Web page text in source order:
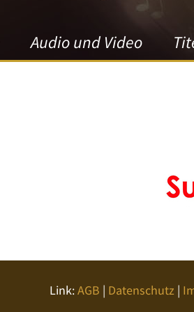
Audio und Video
Link:AGB | Datenschutz |